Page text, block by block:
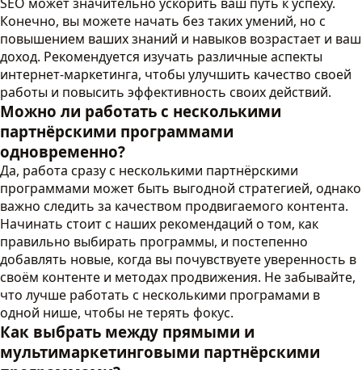
Конечно, вы можете начать без таких умений, но с
повышением ваших знаний и навыков возрастает и ваш
доход. Рекомендуется изучать различные аспекты
интернет-маркетинга, чтобы улучшить качество своей
работы и повысить эффективность своих действий.
Можно ли работать с несколькими
партнёрскими программами
одновременно?
Да, работа сразу с несколькими партнёрскими
программами может быть выгодной стратегией, однако
важно следить за качеством продвигаемого контента.
Начинать стоит с наших рекомендаций о том, как
правильно выбирать программы, и постепенно
добавлять новые, когда вы почувствуете уверенность в
своём контенте и методах продвижения. Не забывайте,
что лучше работать с несколькими програмами в
одной нише, чтобы не терять фокус.
Как выбрать между прямыми и
мультимаркетинговыми партнёрскими